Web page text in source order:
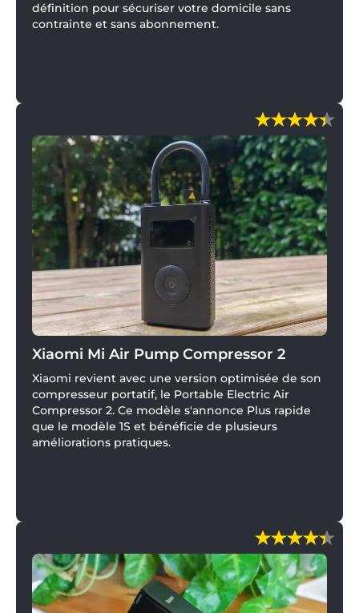
définition pour sécuriser votre domicile sans
contrainte et sans abonnement.
Xiaomi Mi Air Pump Compressor 2
Xiaomi revient avec une version optimisée de son
compresseur portatif, le Portable Electric Air
Compressor 2. Ce modèle s'annonce Plus rapide
que le modèle 1S et bénéficie de plusieurs
améliorations pratiques.